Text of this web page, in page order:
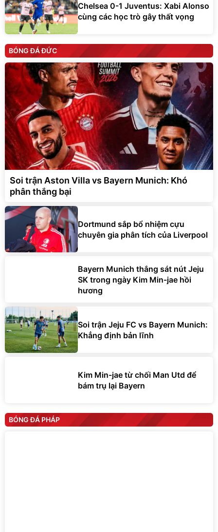
Chelsea 0-1 Juventus: Xabi Alonso
cùng các học trò gây thất vọng
BÓNG ĐÁ ĐỨC
Soi trận Aston Villa vs Bayern Munich: Khó
phân thắng bại
Dortmund sắp bổ nhiệm cựu
chuyên gia phân tích của Liverpool
Bayern Munich thắng sát nút Jeju
SK trong ngày Kim Min-jae hồi
hương
Soi trận Jeju FC vs Bayern Munich:
Khẳng định bản lĩnh
Kim Min-jae từ chối Man Utd để
bám trụ lại Bayern
BÓNG ĐÁ PHÁP